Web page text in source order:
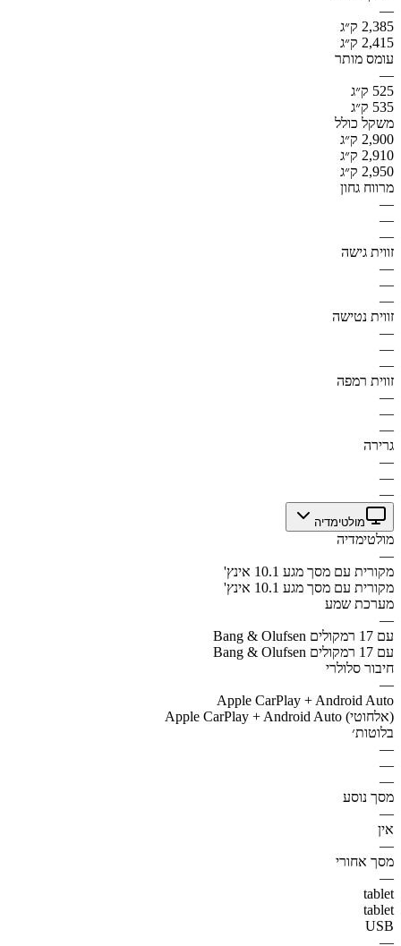
—
2,385 ק״ג
2,415 ק״ג
עומס מותר
—
525 ק״ג
535 ק״ג
משקל כולל
2,900 ק״ג
2,910 ק״ג
2,950 ק״ג
מרווח גחון
—
—
—
זווית גישה
—
—
—
זווית נטישה
—
—
—
זווית רמפה
—
—
—
גרירה
—
—
—
מולטימדיה
מולטימדיה
—
מקורית עם מסך מגע 10.1 אינץ'
מקורית עם מסך מגע 10.1 אינץ'
מערכת שמע
—
Bang & Olufsen עם 17 רמקולים
Bang & Olufsen עם 17 רמקולים
חיבור סלולרי
—
Apple CarPlay + Android Auto
Apple CarPlay + Android Auto (אלחוטי)
בלוטות׳
—
—
—
מסך נוסע
—
אין
—
מסך אחורי
—
tablet
tablet
USB
—